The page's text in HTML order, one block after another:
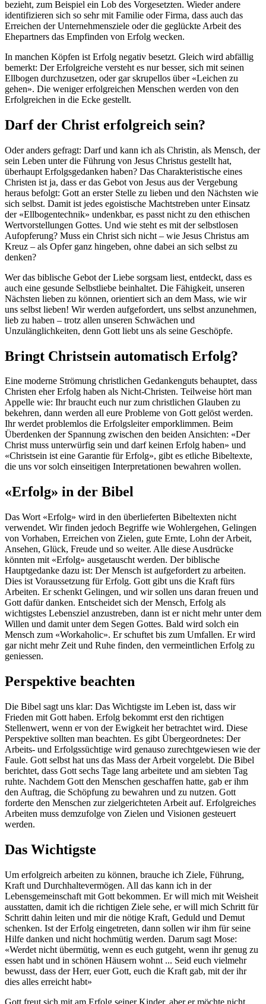
bezieht, zum Beispiel ein Lob des Vorgesetzten. Wieder andere
identifizieren sich so sehr mit Familie oder Firma, dass auch das
Erreichen der Unternehmensziele oder die geglückte Arbeit des
Ehepartners das Empfinden von Erfolg wecken.
In manchen Köpfen ist Erfolg negativ besetzt. Gleich wird abfällig
bemerkt: Der Erfolgreiche versteht es nur besser, sich mit seinen
Ellbogen durchzusetzen, oder gar skrupellos über «Leichen zu
gehen». Die weniger erfolgreichen Menschen werden von den
Erfolgreichen in die Ecke gestellt.
Darf der Christ erfolgreich sein?
Oder anders gefragt: Darf und kann ich als Christin, als Mensch, der
sein Leben unter die Führung von Jesus Christus gestellt hat,
überhaupt Erfolgsgedanken haben? Das Charakteristische eines
Christen ist ja, dass er das Gebot von Jesus aus der Vergebung
heraus befolgt: Gott an erster Stelle zu lieben und den Nächsten wie
sich selbst. Damit ist jedes egoistische Machtstreben unter Einsatz
der «Ellbogentechnik» undenkbar, es passt nicht zu den ethischen
Wertvorstellungen Gottes. Und wie steht es mit der selbstlosen
Aufopferung? Muss ein Christ sich nicht – wie Jesus Christus am
Kreuz – als Opfer ganz hingeben, ohne dabei an sich selbst zu
denken?
Wer das biblische Gebot der Liebe sorgsam liest, entdeckt, dass es
auch eine gesunde Selbstliebe beinhaltet. Die Fähigkeit, unseren
Nächsten lieben zu können, orientiert sich an dem Mass, wie wir
uns selbst lieben! Wir werden aufgefordert, uns selbst anzunehmen,
lieb zu haben – trotz allen unseren Schwächen und
Unzulänglichkeiten, denn Gott liebt uns als seine Geschöpfe.
Bringt Christsein automatisch Erfolg?
Eine moderne Strömung christlichen Gedankenguts behauptet, dass
Christen eher Erfolg haben als Nicht-Christen. Teilweise hört man
Appelle wie: Ihr braucht euch nur zum christlichen Glauben zu
bekehren, dann werden all eure Probleme von Gott gelöst werden.
Ihr werdet problemlos die Erfolgsleiter emporklimmen. Beim
Überdenken der Spannung zwischen den beiden Ansichten: «Der
Christ muss unterwürfig sein und darf keinen Erfolg haben» und
«Christsein ist eine Garantie für Erfolg», gibt es etliche Bibeltexte,
die uns vor solch einseitigen Interpretationen bewahren wollen.
«Erfolg» in der Bibel
Das Wort «Erfolg» wird in den überlieferten Bibeltexten nicht
verwendet. Wir finden jedoch Begriffe wie Wohlergehen, Gelingen
von Vorhaben, Erreichen von Zielen, gute Ernte, Lohn der Arbeit,
Ansehen, Glück, Freude und so weiter. Alle diese Ausdrücke
könnten mit «Erfolg» ausgetauscht werden. Der biblische
Hauptgedanke dazu ist: Der Mensch ist aufgefordert zu arbeiten.
Dies ist Voraussetzung für Erfolg. Gott gibt uns die Kraft fürs
Arbeiten. Er schenkt Gelingen, und wir sollen uns daran freuen und
Gott dafür danken. Entscheidet sich der Mensch, Erfolg als
wichtigstes Lebensziel anzustreben, dann ist er nicht mehr unter dem
Willen und damit unter dem Segen Gottes. Bald wird solch ein
Mensch zum «Workaholic». Er schuftet bis zum Umfallen. Er wird
gar nicht mehr Zeit und Ruhe finden, den vermeintlichen Erfolg zu
geniessen.
Perspektive beachten
Die Bibel sagt uns klar: Das Wichtigste im Leben ist, dass wir
Frieden mit Gott haben. Erfolg bekommt erst den richtigen
Stellenwert, wenn er von der Ewigkeit her betrachtet wird. Diese
Perspektive sollten man beachten. Es gibt Übergeordnetes: Der
Arbeits- und Erfolgssüchtige wird genauso zurechtgewiesen wie der
Faule. Gott selbst hat uns das Mass der Arbeit vorgelebt. Die Bibel
berichtet, dass Gott sechs Tage lang arbeitete und am siebten Tag
ruhte. Nachdem Gott den Menschen geschaffen hatte, gab er ihm
den Auftrag, die Schöpfung zu bewahren und zu nutzen. Gott
forderte den Menschen zur zielgerichteten Arbeit auf. Erfolgreiches
Arbeiten muss demzufolge von Zielen und Visionen gesteuert
werden.
Das Wichtigste
Um erfolgreich arbeiten zu können, brauche ich Ziele, Führung,
Kraft und Durchhaltevermögen. All das kann ich in der
Lebensgemeinschaft mit Gott bekommen. Er will mich mit Weisheit
ausstatten, damit ich die richtigen Ziele sehe, er will mich Schritt für
Schritt dahin leiten und mir die nötige Kraft, Geduld und Demut
schenken. Ist der Erfolg eingetreten, dann sollen wir ihm für seine
Hilfe danken und nicht hochmütig werden. Darum sagt Mose:
«Werdet nicht übermütig, wenn es euch gutgeht, wenn ihr genug zu
essen habt und in schönen Häusern wohnt ... Seid euch vielmehr
bewusst, dass der Herr, euer Gott, euch die Kraft gab, mit der ihr
dies alles erreicht habt»
Gott freut sich mit am Erfolg seiner Kinder, aber er möchte nicht,